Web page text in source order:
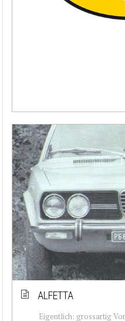
ALFETTA
Eigentlich: grossartig